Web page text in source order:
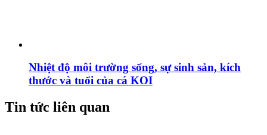
Nhiệt độ môi trường sống, sự sinh sản, kích
thước và tuổi của cá KOI
Tin tức liên quan